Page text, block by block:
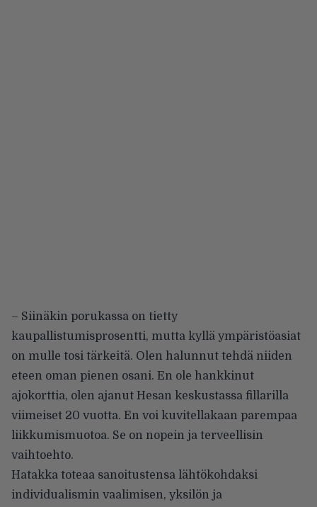
– Siinäkin porukassa on tietty
kaupallistumisprosentti, mutta kyllä ympäristöasiat
on mulle tosi tärkeitä. Olen halunnut tehdä niiden
eteen oman pienen osani. En ole hankkinut
ajokorttia, olen ajanut Hesan keskustassa fillarilla
viimeiset 20 vuotta. En voi kuvitellakaan parempaa
liikkumismuotoa. Se on nopein ja terveellisin
vaihtoehto.
Hatakka toteaa sanoitustensa lähtökohdaksi
individualismin vaalimisen, yksilön ja